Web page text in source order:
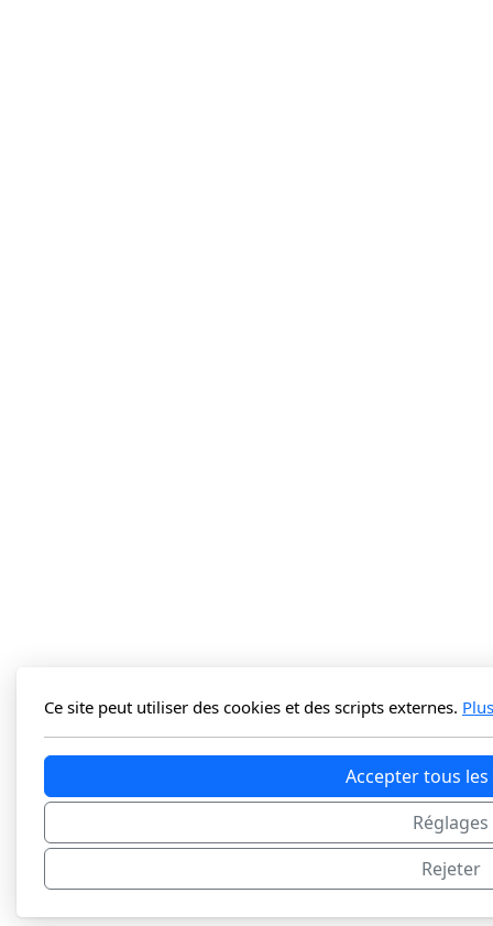
Ce site peut utiliser des cookies et des scripts externes.
Accepter tous
Réglages
Rejeter